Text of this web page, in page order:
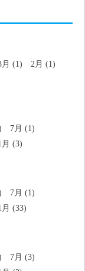
月 (1)
2月 (1)
7月 (1)
月 (3)
7月 (1)
月 (33)
7月 (3)